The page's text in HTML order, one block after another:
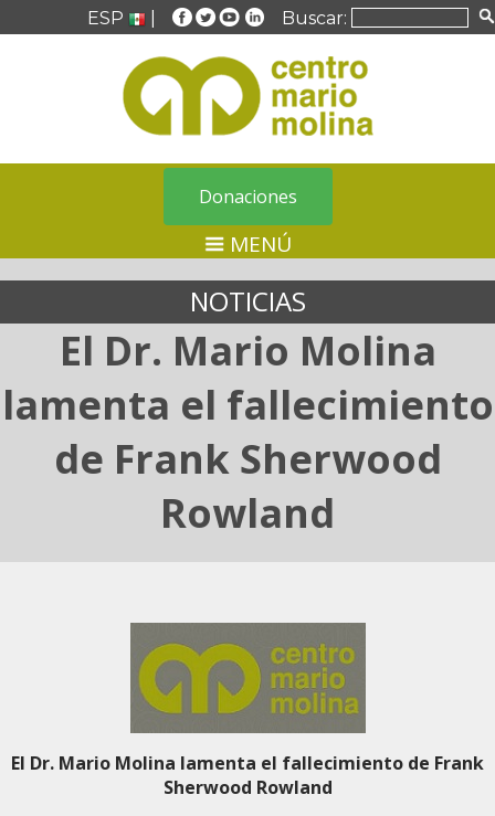
ESP Buscar:
Donaciones
MENÚ
NOTICIAS
El Dr. Mario Molina
lamenta el fallecimiento
de Frank Sherwood
Rowland
El Dr. Mario Molina lamenta el fallecimiento de Frank
Sherwood Rowland